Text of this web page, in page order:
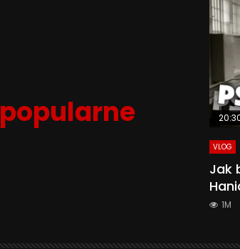
popularne
VLOG
Jak
1M